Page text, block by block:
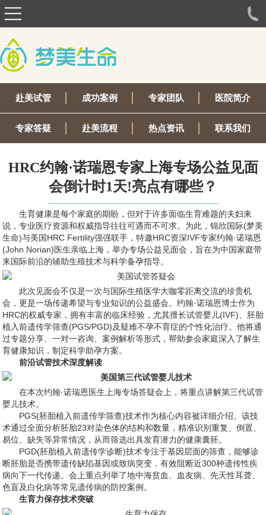
赴美试管 成功案例 专家团队 医院简介
专家答疑 赴美流程 热点资讯 联系我们
HRC约翰·诺瑞恩专家上海专场公益见面
会倒计时1天!亮点有哪些？
生育健康是每个家庭的期盼，但对于许多面临生育难题的夫妇来
说，专业医疗资源和权威指导往往可遇而不可求。为此，锦欣国际(梦美
生命)与美国HRC Fertility强强联手，特邀HRC资深IVF专家约翰·诺瑞恩
(John Norian)医生亲临上海，举办专场公益见面会，旨在为中国家庭带
来国际前沿的辅助生殖技术与科学备孕指导。
此次见面会不仅是一次与国际生殖医学大咖零距离交流的珍贵机
会，更是一场传递希望与专业知识的公益盛会。约翰·诺瑞恩博士作为
HRC的权威专家，拥有丰富的临床经验，尤其擅长试管婴儿(IVF)、胚胎
植入前遗传学筛查(PGS/PGD)及疑难不孕不育症的个性化治疗。他将通
过专题分享、一对一咨询、案例解析等形式，帮助参会家庭深入了解生
育健康知识，制定科学助孕方案。
前沿试管技术深度解读
在本次约翰·诺瑞恩医生上海专场答疑会上，将重点讲解第三代试管
婴儿技术。
PGS(胚胎植入前遗传学筛查)技术作为核心内容被详细介绍。该技
术通过全面分析胚胎23对染色体的结构和数量，精准识别重复、倒置、
易位、缺失等异常情况，从而筛选出具发育潜力的健康囊胚。
PGD(胚胎植入前遗传学诊断)技术专注于基因层面的筛查，能够诊
断胚胎是否携带遗传缺陷基因或致病突变，有效阻断近300种遗传性疾
病向下一代传递。会上重点列举了地中海贫血、血友病、先天性耳聋、
色盲及白化病等常见遗传病的防控案例。
生育力保存技术突破